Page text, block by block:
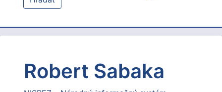
Robert Sabaka